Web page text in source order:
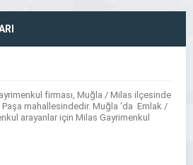
firması, Muğla / Milas ilçesinde
Paşa mahallesindedir. Muğla ‘da Emlak /
arayanlar için Milas Gayrimenkul